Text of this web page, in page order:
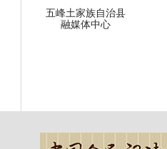
五峰土家族自治县
融媒体中心